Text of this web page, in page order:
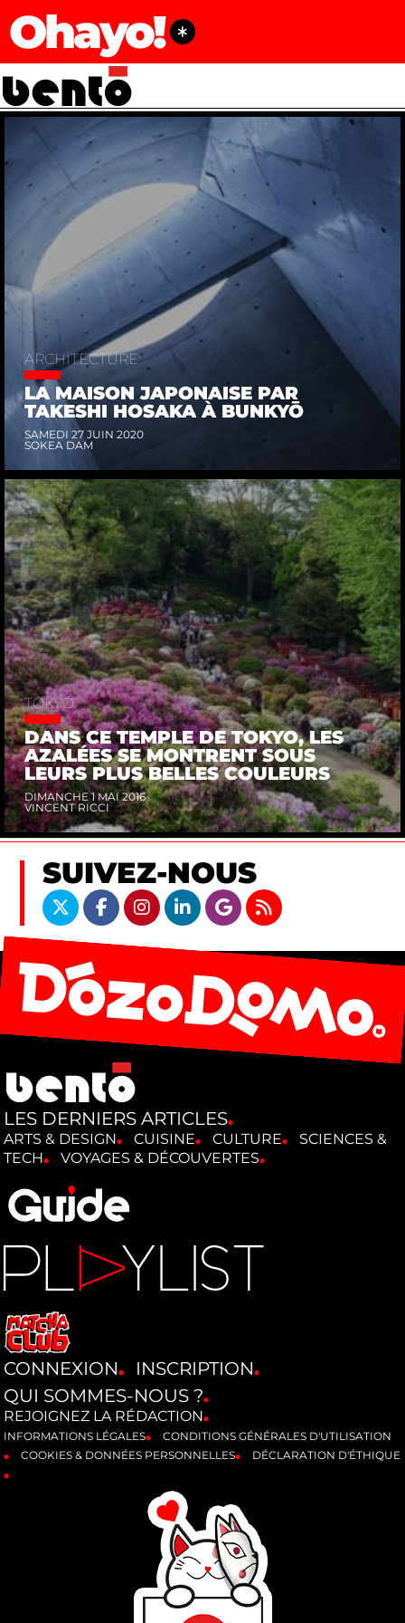
Ohayo!
ARCHITECTURE
LA MAISON JAPONAISE PAR
TAKESHI HOSAKA À BUNKYŌ
SAMEDI 27 JUIN 2020
SOKEA DAM
TŌKYŌ
DANS CE TEMPLE DE TOKYO, LES
AZALÉES SE MONTRENT SOUS
LEURS PLUS BELLES COULEURS
DIMANCHE 1 MAI 2016
VINCENT RICCI
SUIVEZ-NOUS
LES DERNIERS ARTICLES
ARTS & DESIGN CUISINE CULTURE
SCIENCES &
TECH
VOYAGES & DÉCOUVERTES
CONNEXION
INSCRIPTION
QUI SOMMES-NOUS ?
REJOIGNEZ LA RÉDACTION
INFORMATIONS LÉGALES
CONDITIONS GÉNÉRALES D'UTILISATION
COOKIES & DONNÉES PERSONNELLES
DÉCLARATION D'ÉTHIQUE